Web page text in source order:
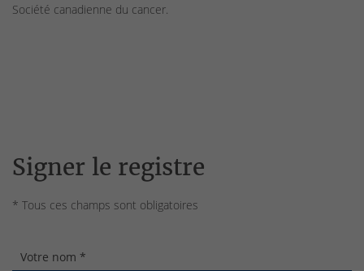
Société canadienne du cancer.
Signer le registre
* Tous ces champs sont obligatoires
Votre nom *